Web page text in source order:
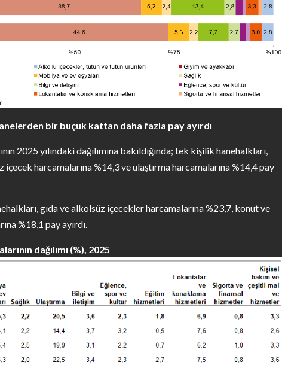
bir buçuk kattan daha fazla pay ayırdı
2025 yılındaki dağılımına bakıldığında; tek kişilik hanehalkları,
harcamalarına %14,3 ve ulaştırma harcamalarına %14,4 pay
gıda ve alkolsüz içecekler harcamalarına %23,7, konut ve
%18,1 pay ayırdı.
dağılımı (%), 2025